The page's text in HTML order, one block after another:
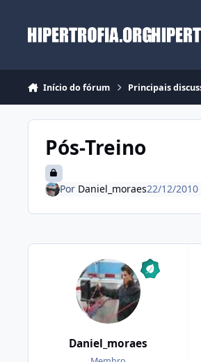
Início do fórum Principais
Pós-Treino
Por Daniel_moraes22/12/2010
Daniel_moraes